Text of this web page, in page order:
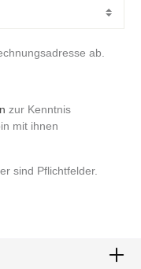
ab.
zur Kenntnis
mit ihnen
sind Pflichtfelder.